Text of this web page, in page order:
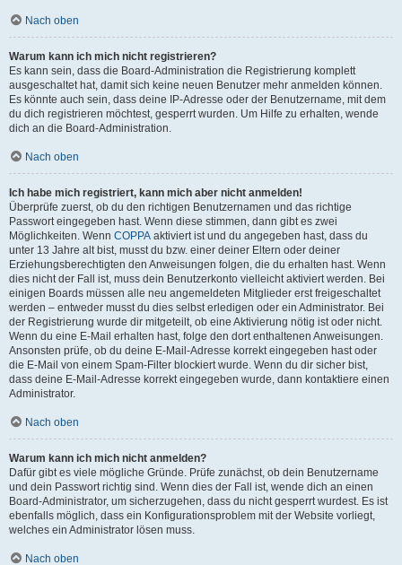
Nach oben
Warum kann ich mich nicht registrieren?
Es kann sein, dass die Board-Administration die Registrierung komplett
ausgeschaltet hat, damit sich keine neuen Benutzer mehr anmelden können.
Es könnte auch sein, dass deine IP-Adresse oder der Benutzername, mit dem
du dich registrieren möchtest, gesperrt wurden. Um Hilfe zu erhalten, wende
dich an die Board-Administration.
Nach oben
Ich habe mich registriert, kann mich aber nicht anmelden!
Überprüfe zuerst, ob du den richtigen Benutzernamen und das richtige
Passwort eingegeben hast. Wenn diese stimmen, dann gibt es zwei
Möglichkeiten. Wenn COPPA aktiviert ist und du angegeben hast, dass du
unter 13 Jahre alt bist, musst du bzw. einer deiner Eltern oder deiner
Erziehungsberechtigten den Anweisungen folgen, die du erhalten hast. Wenn
dies nicht der Fall ist, muss dein Benutzerkonto vielleicht aktiviert werden. Bei
einigen Boards müssen alle neu angemeldeten Mitglieder erst freigeschaltet
werden – entweder musst du dies selbst erledigen oder ein Administrator. Bei
der Registrierung wurde dir mitgeteilt, ob eine Aktivierung nötig ist oder nicht.
Wenn du eine E-Mail erhalten hast, folge den dort enthaltenen Anweisungen.
Ansonsten prüfe, ob du deine E-Mail-Adresse korrekt eingegeben hast oder
die E-Mail von einem Spam-Filter blockiert wurde. Wenn du dir sicher bist,
dass deine E-Mail-Adresse korrekt eingegeben wurde, dann kontaktiere einen
Administrator.
Nach oben
Warum kann ich mich nicht anmelden?
Dafür gibt es viele mögliche Gründe. Prüfe zunächst, ob dein Benutzername
und dein Passwort richtig sind. Wenn dies der Fall ist, wende dich an einen
Board-Administrator, um sicherzugehen, dass du nicht gesperrt wurdest. Es ist
ebenfalls möglich, dass ein Konfigurationsproblem mit der Website vorliegt,
welches ein Administrator lösen muss.
Nach oben